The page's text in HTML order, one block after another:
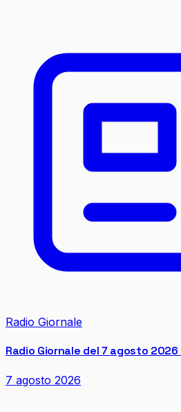
Radio Giornale
Radio Giornale del 7 agosto
7 agosto 2026